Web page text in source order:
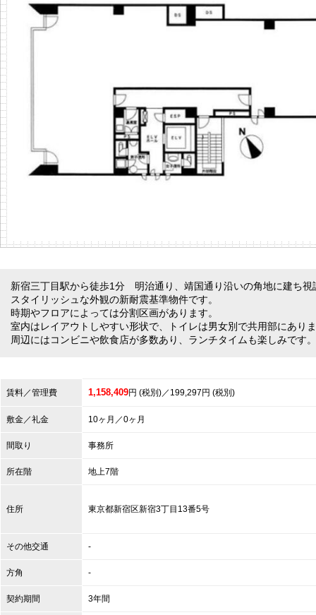
新宿三丁目駅から徒歩1分 明治通り、靖国通り沿いの角地に建ち視
スタイリッシュな外観の新耐震基準物件です。
時期やフロアによっては分割区画があります。
室内はレイアウトしやすい形状で、トイレは男女別で共用部にあり
周辺にはコンビニや飲食店が多数あり、ランチタイムも楽しみです。
賃料／管理費 1,158,409円 (税別)／199,297円 (税別)
敷金／礼金 10ヶ月／0ヶ月
間取り 事務所
所在階 地上7階
住所 東京都新宿区新宿3丁目13番5号
その他交通 -
方角 -
契約期間 3年間